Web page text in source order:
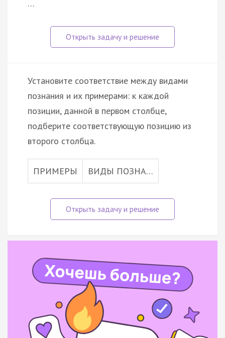
…
Установите соответствие между видами
познания и их примерами: к каждой
позиции, данной в первом столбце,
подберите соответствующую позицию из
второго столбца.
ПРИМЕРЫ ВИДЫ ПОЗНА…